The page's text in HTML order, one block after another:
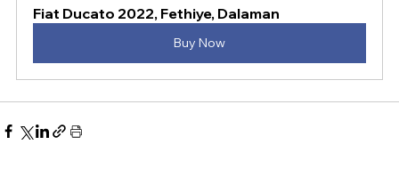
Fiat Ducato 2022, Fethiye, Dalaman
Buy Now